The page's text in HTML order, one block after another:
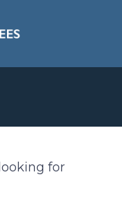
for.